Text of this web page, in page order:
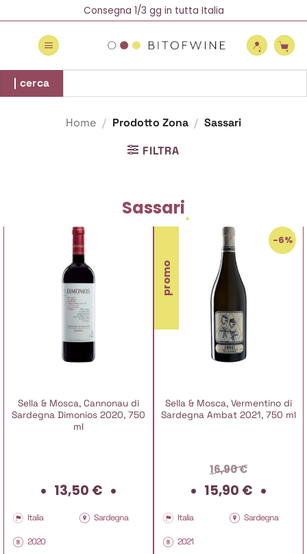
ai
contenuti
Spedizione Gratuita oltre 69 €
Consegna 1/3 gg in tutta Italia
Newsletter = 5% di Sconto!
| cerca
Home / Prodotto Zona / Sassari
FILTRA
Sassari
Sella & Mosca, Cannonau di
Sardegna Dimonios 2020, 750
ml
13,50 €
Italia Sardegna
2020
-6%
promo
Sella & Mosca, Vermentino di
Sardegna Ambat 2021, 750 ml
16,90€
prezzo
originale
era:
16,90 €.
15,90 €
Italia Sardegna
2021